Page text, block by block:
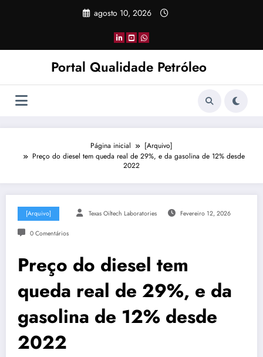
agosto 10, 2026
Portal Qualidade Petróleo
Página inicial
[Arquivo]
Preço do diesel tem queda real de 29%, e da gasolina de 12% desde
2022
[Arquivo] Texas Oiltech Laboratories Fevereiro 12, 2026
0 Comentários
Preço do diesel tem
queda real de 29%, e da
gasolina de 12% desde
2022